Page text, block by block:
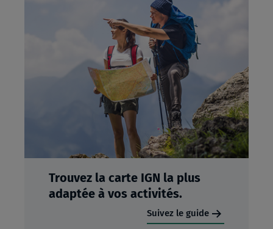
Trouvez la carte IGN la plus
adaptée à vos activités.
Suivez le guide